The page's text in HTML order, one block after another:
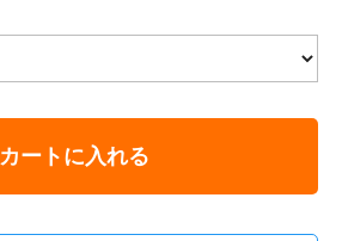
カートに入れる